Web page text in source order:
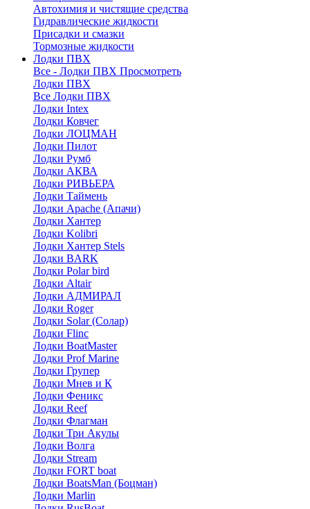
Автохимия и чистящие средства
Гидравлические жидкости
Присадки и смазки
Тормозные жидкости
Лодки ПВХ
Все - Лодки ПВХ Просмотреть
Лодки ПВХ
Все Лодки ПВХ
Лодки Intex
Лодки Ковчег
Лодки ЛОЦМАН
Лодки Пилот
Лодки Румб
Лодки АКВА
Лодки РИВЬЕРА
Лодки Таймень
Лодки Apache (Апачи)
Лодки Хантер
Лодки Kolibri
Лодки Хантер Stels
Лодки BARK
Лодки Polar bird
Лодки Altair
Лодки АДМИРАЛ
Лодки Roger
Лодки Solar (Солар)
Лодки Flinc
Лодки BoatMaster
Лодки Prof Marine
Лодки Групер
Лодки Мнев и К
Лодки Феникс
Лодки Reef
Лодки Флагман
Лодки Три Акулы
Лодки Волга
Лодки Stream
Лодки FORT boat
Лодки BoatsMan (Боцман)
Лодки Marlin